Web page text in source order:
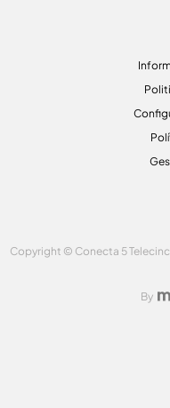
Copyright © Conecta 5
By